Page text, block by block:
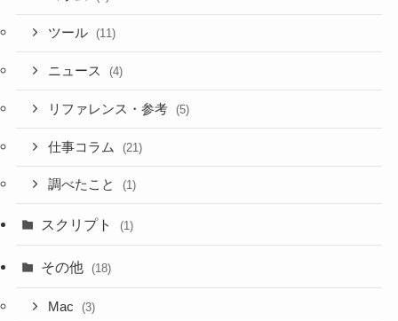
ツール (11)
ニュース (4)
リファレンス・参考 (5)
仕事コラム (21)
調べたこと (1)
スクリプト (1)
その他 (18)
Mac (3)